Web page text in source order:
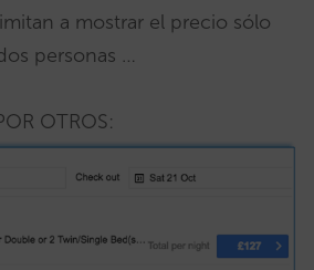
a mostrar el precio sólo
personas …
OTROS: